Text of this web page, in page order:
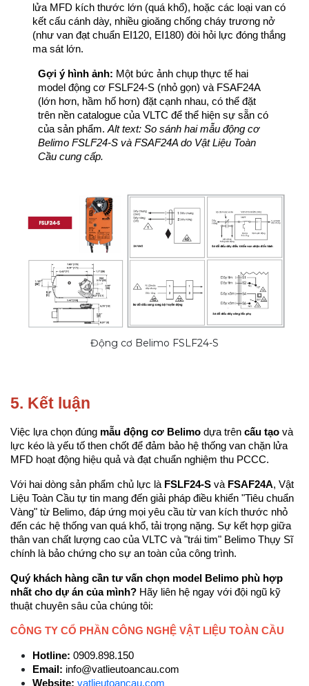
lửa MFD kích thước lớn (quá khổ), hoặc các loại van có
kết cấu cánh dày, nhiều gioăng chống cháy trương nở
(như van đạt chuẩn EI120, EI180) đòi hỏi lực đóng thắng
ma sát lớn.
Gợi ý hình ảnh: Một bức ảnh chụp thực tế hai
model động cơ FSLF24-S (nhỏ gọn) và FSAF24A
(lớn hơn, hầm hố hơn) đặt cạnh nhau, có thể đặt
trên nền catalogue của VLTC để thể hiện sự sẵn có
của sản phẩm. Alt text: So sánh hai mẫu động cơ
Belimo FSLF24-S và FSAF24A do Vật Liệu Toàn
Cầu cung cấp.
Động cơ Belimo FSLF24-S
5. Kết luận
Việc lựa chọn đúng mẫu động cơ Belimo dựa trên cấu tạo và
lực kéo là yếu tố then chốt để đảm bảo hệ thống van chặn lửa
MFD hoạt động hiệu quả và đạt chuẩn nghiệm thu PCCC.
Với hai dòng sản phẩm chủ lực là FSLF24-S và FSAF24A, Vật
Liệu Toàn Cầu tự tin mang đến giải pháp điều khiển "Tiêu chuẩn
Vàng" từ Belimo, đáp ứng mọi yêu cầu từ van kích thước nhỏ
đến các hệ thống van quá khổ, tải trọng nặng. Sự kết hợp giữa
thân van chất lượng cao của VLTC và "trái tim" Belimo Thụy Sĩ
chính là bảo chứng cho sự an toàn của công trình.
Quý khách hàng cần tư vấn chọn model Belimo phù hợp
nhất cho dự án của mình? Hãy liên hệ ngay với đội ngũ kỹ
thuật chuyên sâu của chúng tôi:
CÔNG TY CỔ PHẦN CÔNG NGHỆ VẬT LIỆU TOÀN CẦU
Hotline: 0909.898.150
Email: info@vatlieutoancau.com
Website: vatlieutoancau.com